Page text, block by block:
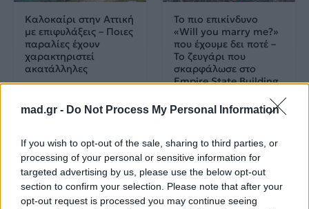
mad.gr - Do Not Process My Personal Information
If you wish to opt-out of the sale, sharing to third parties, or
processing of your personal or sensitive information for
targeted advertising by us, please use the below opt-out
section to confirm your selection. Please note that after your
opt-out request is processed you may continue seeing
Καλοκαίρι στην Αττική
με επιφυλάξεις – Ποιες
παραλίες έχουν
χαρακτηριστεί
ακατάλληλες
04.07.2026
Το πιο επικίνδυνο
«Will you marry me?»
που έχουμε δει ποτέ –
Το ζευγάρι που
σκαρφάλωσε στο
Empire State Building
02.07.2026